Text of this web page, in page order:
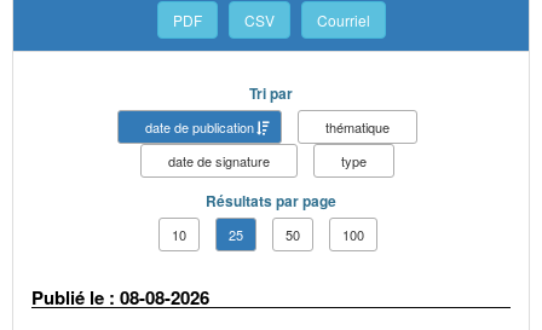
PDF CSV Courriel
Tri par
date de publication
thématique
date de signature
type
Résultats par page
10 25 50 100
Publié le : 08-08-2026